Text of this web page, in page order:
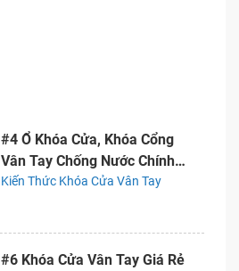
#4 Ổ Khóa Cửa, Khóa Cổng
Vân Tay Chống Nước Chính
Hãng
Kiến Thức Khóa Cửa Vân Tay
#6 Khóa Cửa Vân Tay Giá Rẻ